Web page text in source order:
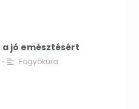
jó emésztésért
• Fogyókúra